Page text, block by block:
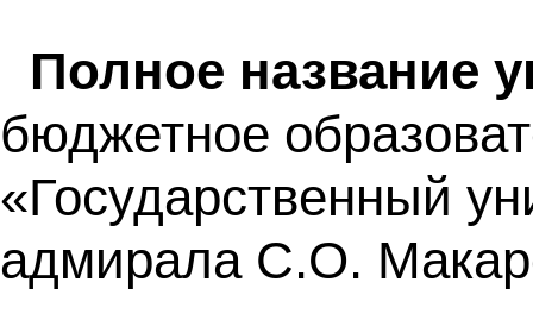
Полное название
бюджетное
«Государственный
адмирала С.О.